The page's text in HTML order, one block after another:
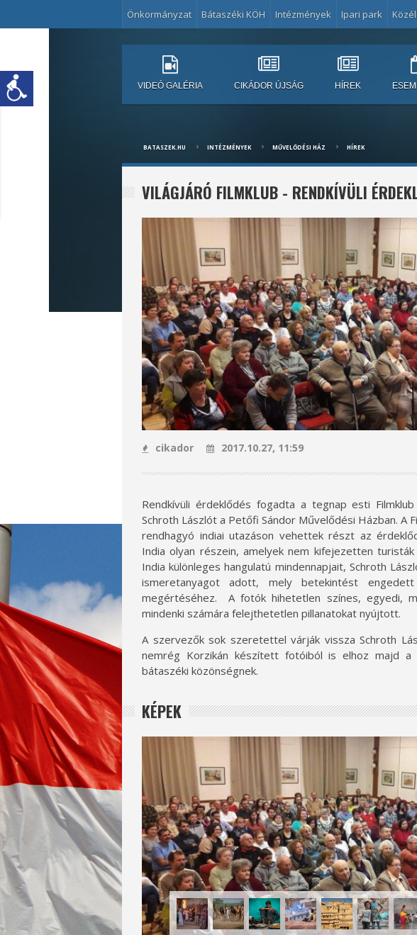
Önkormányzat Bátaszéki KÖH Intézmények Ipari park
VIDEÓ GALÉRIA CIKÁDOR ÚJSÁG HÍREK
BATASZEK.HU INTÉZMÉNYEK MŰVELŐDÉSI HÁZ HÍREK
VILÁGJÁRÓ FILMKLUB - RENDKÍVÜLI
cikador 2017.10.27, 11:59
Rendkívüli érdeklődés fogadta a tegnap esti
Schroth Lászlót a Petőfi Sándor Művelődési Házban. A
rendhagyó indiai utazáson vehettek részt az
India olyan részein, amelyek nem kifejezetten
India különleges hangulatú mindennapjait, Schroth
ismeretanyagot adott, mely betekintést
megértéséhez. A fotók hihetetlen színes, egyedi,
mindenki számára felejthetetlen pillanatokat nyújtott.
A szervezők sok szeretettel várják vissza Schroth
nemrég Korzikán készített fotóiból is elhoz majd
bátaszéki közönségnek.
KÉPEK